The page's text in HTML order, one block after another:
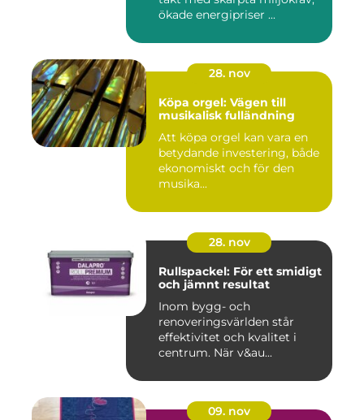
ökade energipriser ...
28. nov
Köpa orgel: Vägen till
musikalisk fulländning
Att köpa orgel kan vara en
betydande investering, både
ekonomiskt och för den
musika...
28. nov
Rullspackel: För ett smidigt
och jämnt resultat
Inom bygg- och
renoveringsvärlden står
effektivitet och kvalitet i
centrum. När v&au...
09. nov